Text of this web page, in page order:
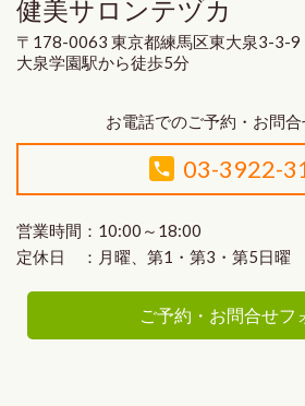
健美サロンテヅカ
〒178-0063 東京都練馬区東大泉3-3-
大泉学園駅から徒歩5分
お電話でのご予約・お問
03-3922-
営業時間：10:00～18:00
定休日 ：月曜、第1・第3・第5日曜
ご予約・お問合せフ